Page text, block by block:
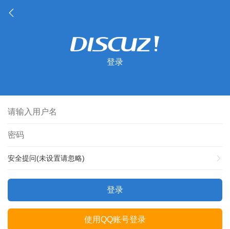
登录
安全提问(未设置请忽略)
登录
使用QQ账号登录